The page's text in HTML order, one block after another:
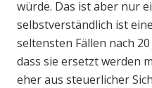
würde. Das ist aber nur
selbstverständlich ist
seltensten Fällen nach
dass sie ersetzt werden
eher aus steuerlicher